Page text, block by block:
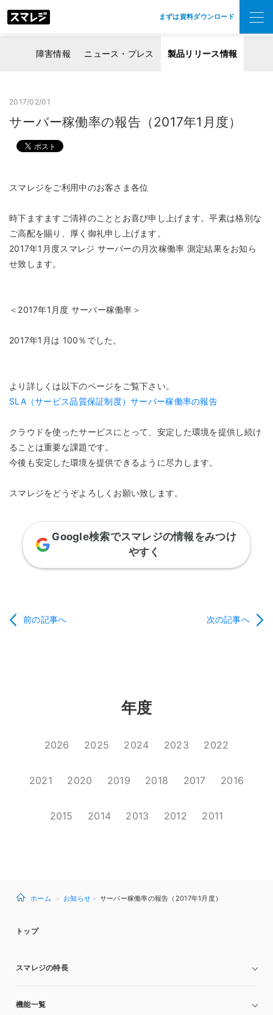
まずは資料ダウンロード
障害情報 ニュース・プレス 製品リリース情報
2017/02/01
サーバー稼働率の報告（2017年1月度）
スマレジをご利用中のお客さま各位
時下ますますご清祥のこととお喜び申し上げます。平素は格別な
ご高配を賜り、厚く御礼申し上げます。
2017年1月度スマレジ サーバーの月次稼働率 測定結果をお知ら
せ致します。
＜2017年1月度 サーバー稼働率＞
2017年1月は 100％でした。
より詳しくは以下のページをご覧下さい。
SLA（サービス品質保証制度）サーバー稼働率の報告
クラウドを使ったサービスにとって、安定した環境を提供し続け
ることは重要な課題です。
今後も安定した環境を提供できるように尽力します。
スマレジをどうぞよろしくお願い致します。
Google検索でスマレジの情報をみつけ
やすく
前の記事へ 次の記事へ
年度
2026 2025 2024 2023 2022
2021 2020 2019 2018 2017 2016
2015 2014 2013 2012 2011
ホーム お知らせ サーバー稼働率の報告（2017年1月度）
トップ
スマレジの特長
機能一覧